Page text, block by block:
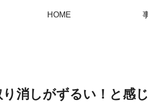
HOME
消しがずるい！と感